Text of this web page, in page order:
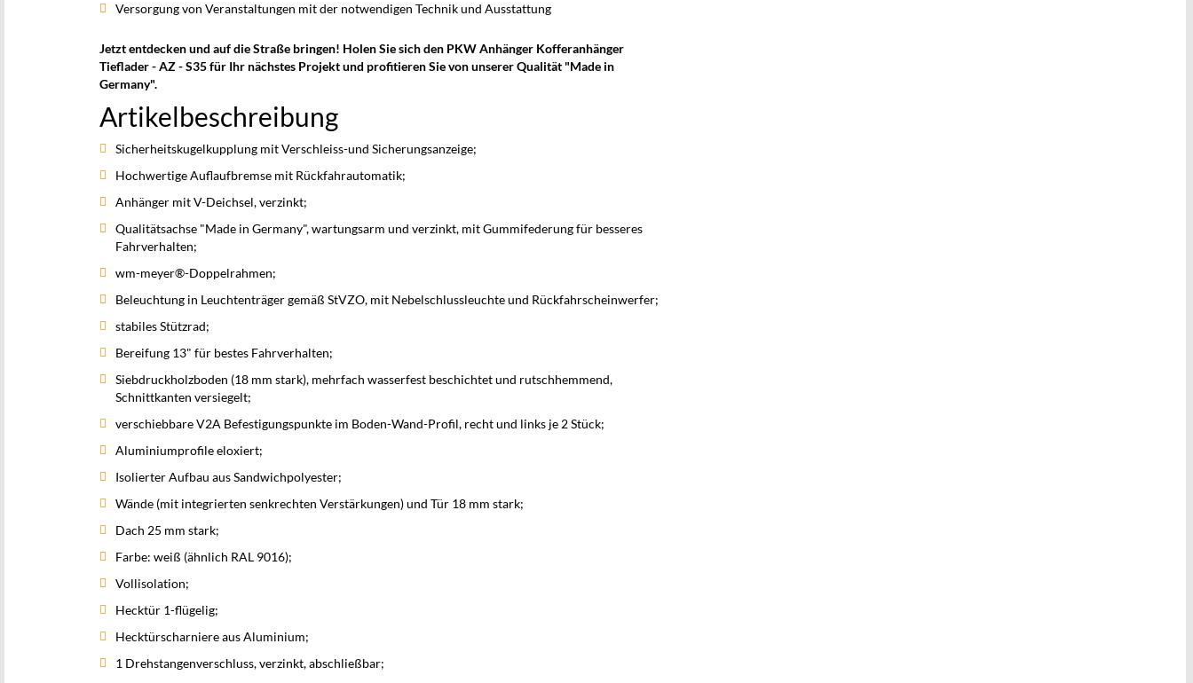
Versorgung von Veranstaltungen mit der notwendigen Technik und Ausstattung
Jetzt entdecken und auf die Straße bringen! Holen Sie sich den PKW Anhänger Kofferanhänger
Tieflader - AZ - S35 für Ihr nächstes Projekt und profitieren Sie von unserer Qualität "Made in
Germany".
Artikelbeschreibung
Sicherheitskugelkupplung mit Verschleiss-und Sicherungsanzeige;
Hochwertige Auflaufbremse mit Rückfahrautomatik;
Anhänger mit V-Deichsel, verzinkt;
Qualitätsachse "Made in Germany", wartungsarm und verzinkt, mit Gummifederung für besseres
Fahrverhalten;
wm-meyer®-Doppelrahmen;
Beleuchtung in Leuchtenträger gemäß StVZO, mit Nebelschlussleuchte und Rückfahrscheinwerfer;
stabiles Stützrad;
Bereifung 13" für bestes Fahrverhalten;
Siebdruckholzboden (18 mm stark), mehrfach wasserfest beschichtet und rutschhemmend,
Schnittkanten versiegelt;
verschiebbare V2A Befestigungspunkte im Boden-Wand-Profil, recht und links je 2 Stück;
Aluminiumprofile eloxiert;
Isolierter Aufbau aus Sandwichpolyester;
Wände (mit integrierten senkrechten Verstärkungen) und Tür 18 mm stark;
Dach 25 mm stark;
Farbe: weiß (ähnlich RAL 9016);
Vollisolation;
Hecktür 1-flügelig;
Hecktürscharniere aus Aluminium;
1 Drehstangenverschluss, verzinkt, abschließbar;